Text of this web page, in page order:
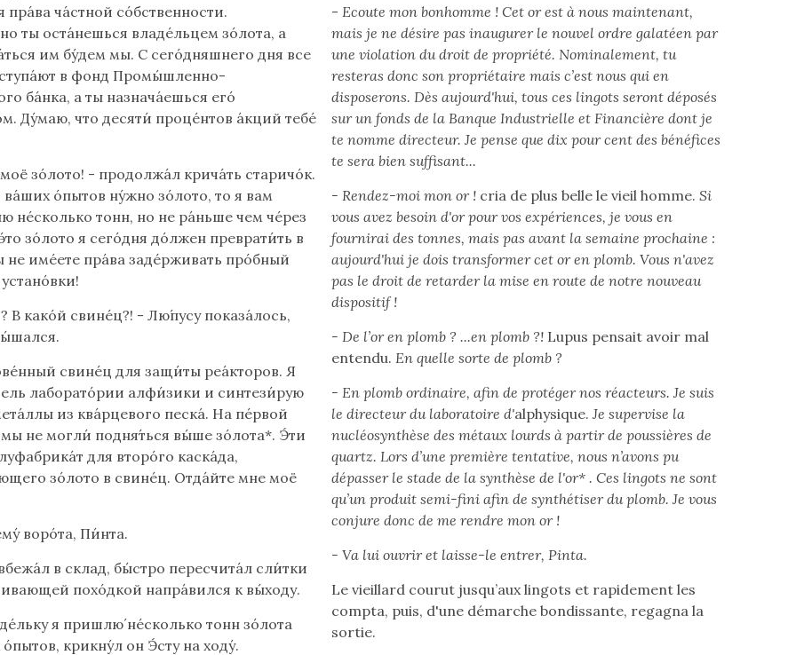
пра́ва ча́стной со́бственности.
ты оста́нешься владе́льцем зо́лота, а
им бу́дем мы. С сего́дняшнего дня все
в фонд Промы́шленно-
ба́нка, а ты назнача́ешься его́
Ду́маю, что десяти́ проце́нтов а́кций тебе́
зо́лото! - продолжа́л крича́ть старичо́к.
о́пытов ну́жно зо́лото, то я вам
не́сколько тонн, но не ра́ньше чем че́рез
зо́лото я сего́дня до́лжен преврати́ть в
не име́ете пра́ва заде́рживать про́бный
В како́й свине́ц?! - Лю́пусу показа́лось,
свине́ц для защи́ты реа́кторов. Я
лаборато́рии алфи́зики и синтези́рую
из ква́рцевого песка́. На пе́рвой
мы не могли́ подня́ться вы́ше зо́лота*. Э́ти
для второ́го каска́да,
зо́лото в свине́ц. Отда́йте мне моё
воро́та, Пи́нта.
в склад, бы́стро пересчита́л сли́тки
похо́дкой напра́вился к вы́ходу.
я пришлю́ не́сколько тонн зо́лота
крикну́л он Э́сту на ходу́.
- Ecoute mon bonhomme ! Cet or est à nous maintenant,
mais je ne désire pas inaugurer le nouvel ordre galatéen par
une violation du droit de propriété. Nominalement, tu
resteras donc son propriétaire mais c’est nous qui en
disposerons. Dès aujourd'hui, tous ces lingots seront déposés
sur un fonds de la Banque Industrielle et Financière dont je
te nomme directeur. Je pense que dix pour cent des bénéfices
te sera bien suffisant...
- Rendez-moi mon or !cria de plus belle le vieil homme. Si
vous avez besoin d'or pour vos expériences, je vous en
fournirai des tonnes, mais pas avant la semaine prochaine :
aujourd'hui je dois transformer cet or en plomb. Vous n'avez
pas le droit de retarder la mise en route de notre nouveau
dispositif !
- De l’or en plomb ? ...en plomb ?!Lupus pensait avoir mal
entendu. En quelle sorte de plomb ?
- En plomb ordinaire, afin de protéger nos réacteurs. Je suis
le directeur du laboratoire d'alphysique. Je supervise la
nucléosynthèse des métaux lourds à partir de poussières de
quartz. Lors d’une première tentative, nous n’avons pu
dépasser le stade de la synthèse de l'or* . Ces lingots ne sont
qu’un produit semi-fini afin de synthétiser du plomb. Je vous
conjure donc de me rendre mon or !
- Va lui ouvrir et laisse-le entrer, Pinta.
Le vieillard courut jusqu’aux lingots et rapidement les
compta, puis, d'une démarche bondissante, regagna la
sortie.